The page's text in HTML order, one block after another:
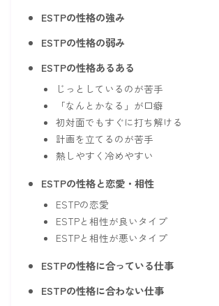
ESTPの性格の強み
ESTPの性格の弱み
ESTPの性格あるある
じっとしているのが苦手
「なんとかなる」が口癖
初対面でもすぐに打ち解ける
計画を立てるのが苦手
熱しやすく冷めやすい
ESTPの性格と恋愛・相性
ESTPの恋愛
ESTPと相性が良いタイプ
ESTPと相性が悪いタイプ
ESTPの性格に合っている仕事
ESTPの性格に合わない仕事